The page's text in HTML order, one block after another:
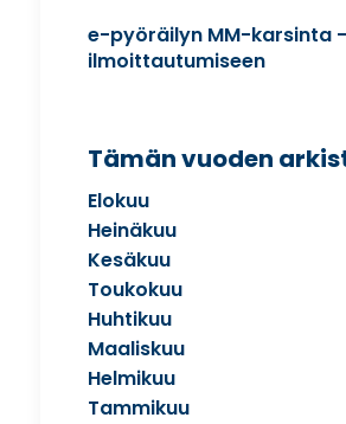
e-pyöräilyn MM-karsinta
ilmoittautumiseen
Tämän vuoden
Elokuu
Heinäkuu
Kesäkuu
Toukokuu
Huhtikuu
Maaliskuu
Helmikuu
Tammikuu